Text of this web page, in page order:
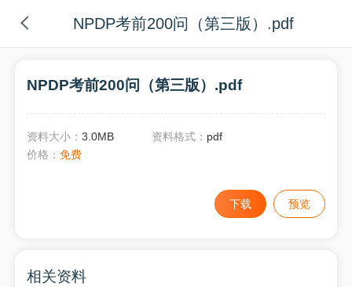
NPDP考前200问（第三版）.pdf
NPDP考前200问（第三版）.pdf
资料大小：3.0MB 资料格式： pdf
价格：免费
下载 预览
相关资料